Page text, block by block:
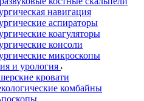
навигация
аспираторы
коагуляторы
консоли
микроскопы
и урология
кровати
комбайны